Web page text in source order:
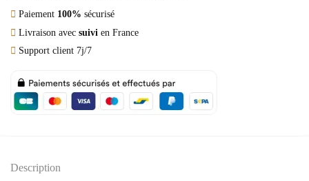
Paiement 100% sécurisé
Livraison avec suivi en France
Support client 7j/7
Description